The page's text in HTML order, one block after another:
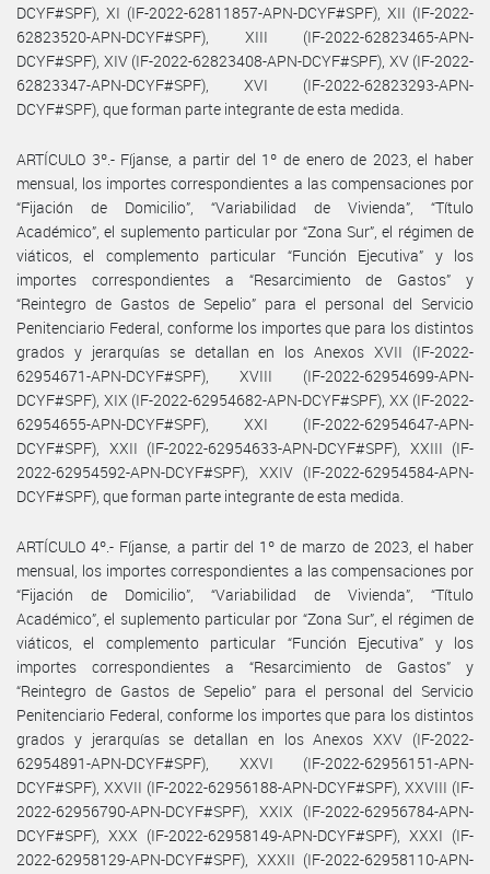
DCYF#SPF), XI (IF-2022-62811857-APN-DCYF#SPF), XII (IF-2022-
62823520-APN-DCYF#SPF), XIII (IF-2022-62823465-APN-
DCYF#SPF), XIV (IF-2022-62823408-APN-DCYF#SPF), XV (IF-2022-
62823347-APN-DCYF#SPF), XVI (IF-2022-62823293-APN-
DCYF#SPF), que forman parte integrante de esta medida.
ARTÍCULO 3º.- Fíjanse, a partir del 1º de enero de 2023, el haber
mensual, los importes correspondientes a las compensaciones por
“Fijación de Domicilio”, “Variabilidad de Vivienda”, “Título
Académico”, el suplemento particular por “Zona Sur”, el régimen de
viáticos, el complemento particular “Función Ejecutiva” y los
importes correspondientes a “Resarcimiento de Gastos” y
“Reintegro de Gastos de Sepelio” para el personal del Servicio
Penitenciario Federal, conforme los importes que para los distintos
grados y jerarquías se detallan en los Anexos XVII (IF-2022-
62954671-APN-DCYF#SPF), XVIII (IF-2022-62954699-APN-
DCYF#SPF), XIX (IF-2022-62954682-APN-DCYF#SPF), XX (IF-2022-
62954655-APN-DCYF#SPF), XXI (IF-2022-62954647-APN-
DCYF#SPF), XXII (IF-2022-62954633-APN-DCYF#SPF), XXIII (IF-
2022-62954592-APN-DCYF#SPF), XXIV (IF-2022-62954584-APN-
DCYF#SPF), que forman parte integrante de esta medida.
ARTÍCULO 4º.- Fíjanse, a partir del 1º de marzo de 2023, el haber
mensual, los importes correspondientes a las compensaciones por
“Fijación de Domicilio”, “Variabilidad de Vivienda”, “Título
Académico”, el suplemento particular por “Zona Sur”, el régimen de
viáticos, el complemento particular “Función Ejecutiva” y los
importes correspondientes a “Resarcimiento de Gastos” y
“Reintegro de Gastos de Sepelio” para el personal del Servicio
Penitenciario Federal, conforme los importes que para los distintos
grados y jerarquías se detallan en los Anexos XXV (IF-2022-
62954891-APN-DCYF#SPF), XXVI (IF-2022-62956151-APN-
DCYF#SPF), XXVII (IF-2022-62956188-APN-DCYF#SPF), XXVIII (IF-
2022-62956790-APN-DCYF#SPF), XXIX (IF-2022-62956784-APN-
DCYF#SPF), XXX (IF-2022-62958149-APN-DCYF#SPF), XXXI (IF-
2022-62958129-APN-DCYF#SPF), XXXII (IF-2022-62958110-APN-